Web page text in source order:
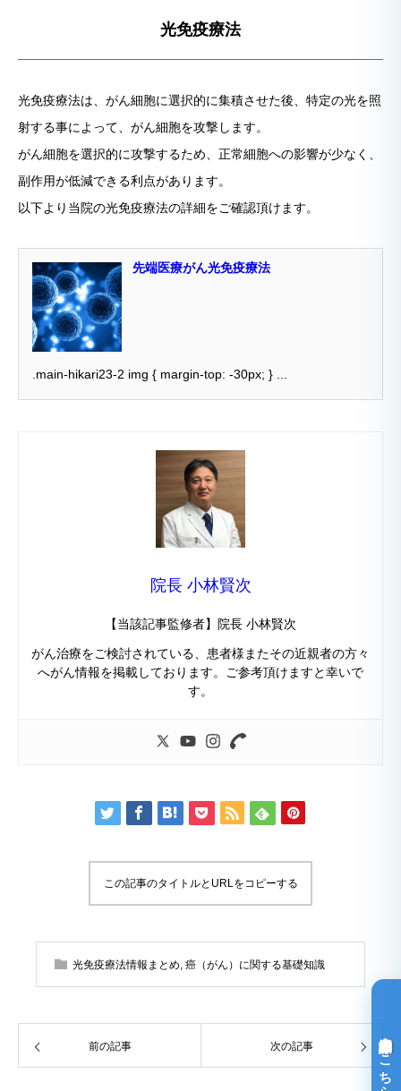
光免疫療法
光免疫療法は、がん細胞に選択的に集積させた後、特定の光を照
射する事によって、がん細胞を攻撃します。
がん細胞を選択的に攻撃するため、正常細胞への影響が少なく、
副作用が低減できる利点があります。
以下より当院の光免疫療法の詳細をご確認頂けます。
先端医療がん光免疫療法
.main-hikari23-2 img { margin-top: -30px; } ...
院長 小林賢次
【当該記事監修者】院長 小林賢次
がん治療をご検討されている、患者様またその近親者の方々
へがん情報を掲載しております。ご参考頂けますと幸いで
す。
この記事のタイトルとURLをコピーする
光免疫療法情報まとめ 癌（がん）に関する基礎知識
前の記事 次の記事 光免疫療法詳細はこちら